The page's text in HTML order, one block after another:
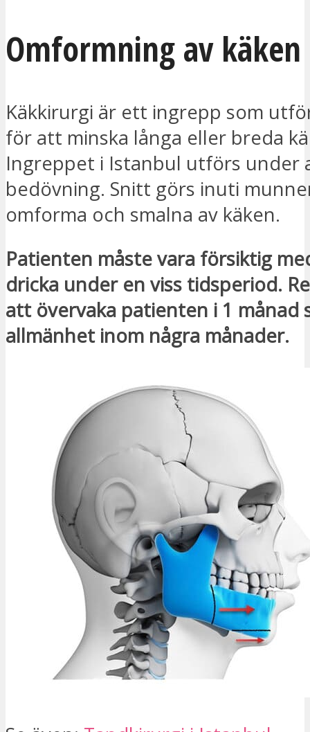
Omformning av käken
Käkkirurgi är ett ingrepp som
för att minska långa eller breda
Ingreppet i Istanbul utförs under
bedövning. Snitt görs inuti
omforma och smalna av käken.
Patienten måste vara försiktig
dricka under en viss tidsperiod.
att övervaka patienten i 1 månad
allmänhet inom några månader.